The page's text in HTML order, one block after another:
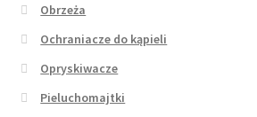
Obrzeża
Ochraniacze do kąpieli
Opryskiwacze
Pieluchomajtki